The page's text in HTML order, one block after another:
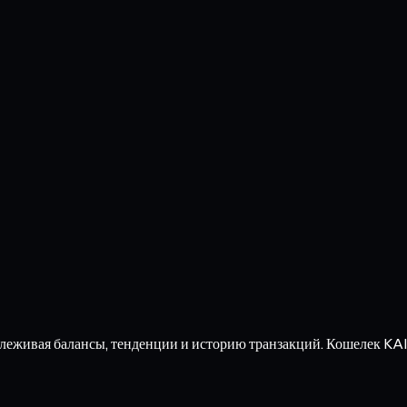
балансы, тенденции и историю транзакций. Кошелек